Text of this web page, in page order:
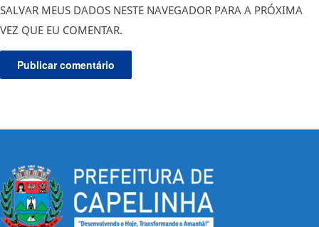
SALVAR MEUS DADOS NESTE NAVEGADOR PARA A PRÓXIMA
VEZ QUE EU COMENTAR.